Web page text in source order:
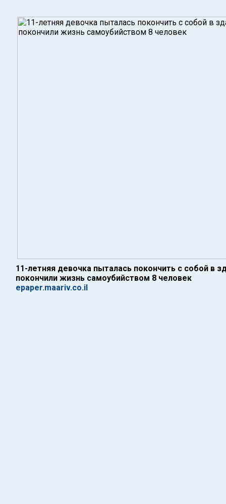
11-летняя девочка пыталась покончить с собой в
покончили жизнь самоубийством 8 человек
epaper.maariv.co.il